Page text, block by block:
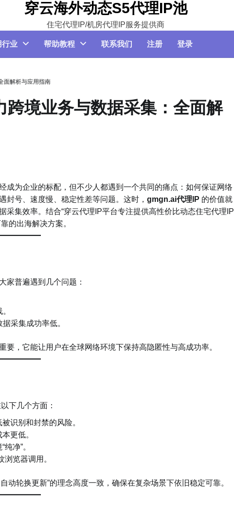
穿云海外动态S5代理IP池
住宅代理IP/机房代理IP服务提供商
行业 帮助教程 联系我们 注册 登录
面解析与应用指南
跨境业务与数据采集：全面解
成为企业的标配，但不少人都遇到一个共同的痛点：如何保证网络
封号、速度慢、稳定性差等问题。这时， gmgn.ai代理IP 的价值就
集效率。结合“穿云代理IP平台专注提供高性价比动态住宅代理IP
的出海解决方案。
家普遍遇到几个问题：
采集成功率低。
要，它能让用户在全球网络环境下保持高隐匿性与高成功率。
下几个方面：
识别和封禁的风险。
更低。
净”。
览器调用。
轮换更新”的理念高度一致，确保在复杂场景下依旧稳定可靠。